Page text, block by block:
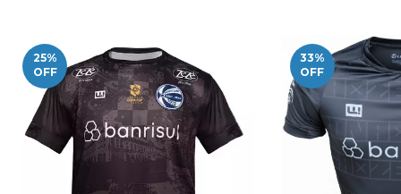
25%
OFF
33%
OFF